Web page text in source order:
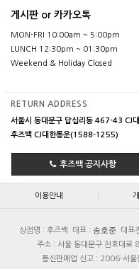
게시판 or 카카오톡
MON-FRI 10:00am ~ 5:00pm
LUNCH 12:30pm ~ 01:30pm
Weekend & Holiday Closed
RETURN ADDRESS
서울시 동대문구 답십리동 467-43 CJ
후즈백 CJ대한통운(1588-1255)
후즈백 공지사항
이용안내
상점명 : 후즈백 대표 : 송호준 대표
주소 : 서울 동대문구 천호대로
통신판매업 신고 : 2006-서